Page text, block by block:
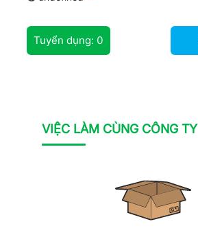
Tuyển dụng: 0
VIỆC LÀM CÙNG CÔNG TY